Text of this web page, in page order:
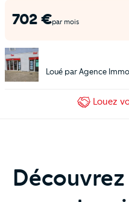
702 €par mois
Loué parAgence
Louez